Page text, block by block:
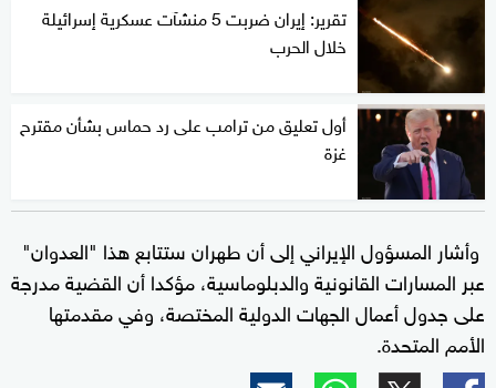
تقرير: إيران ضربت 5 منشآت عسكرية إسرائيلة
خلال الحرب
أول تعليق من ترامب على رد حماس بشأن مقترح
غزة
وأشار المسؤول الإيراني إلى أن طهران ستتابع هذا "العدوان"
عبر المسارات القانونية والدبلوماسية، مؤكدا أن القضية مدرجة
على جدول أعمال الجهات الدولية المختصة، وفي مقدمتها
الأمم المتحدة.